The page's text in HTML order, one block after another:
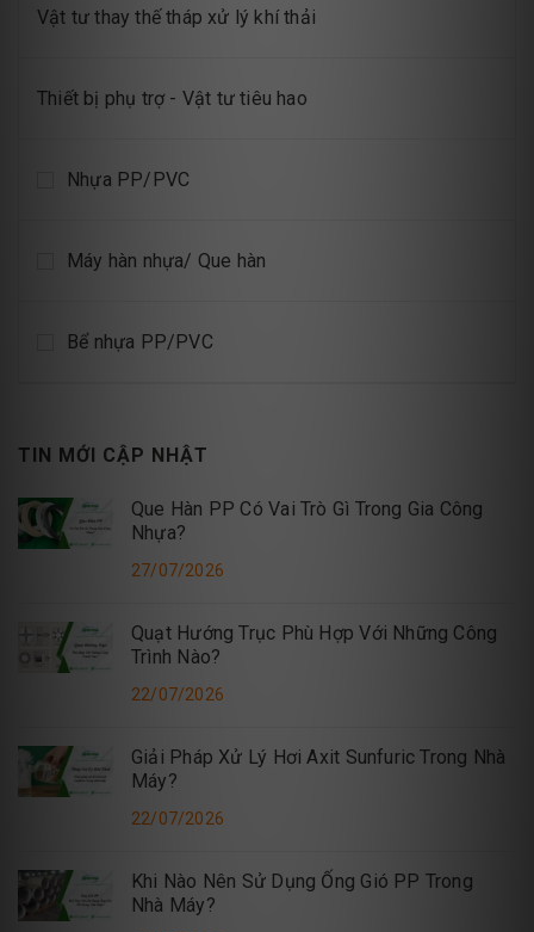
Vật tư thay thế tháp xử lý khí thải
Thiết bị phụ trợ - Vật tư tiêu hao
Nhựa PP/PVC
Máy hàn nhựa/ Que hàn
Bể nhựa PP/PVC
TIN MỚI CẬP NHẬT
Que Hàn PP Có Vai Trò Gì Trong Gia Công
Nhựa?
27/07/2026
Quạt Hướng Trục Phù Hợp Với Những Công
Trình Nào?
22/07/2026
Giải Pháp Xử Lý Hơi Axit Sunfuric Trong Nhà
Máy?
22/07/2026
Khi Nào Nên Sử Dụng Ống Gió PP Trong
Nhà Máy?